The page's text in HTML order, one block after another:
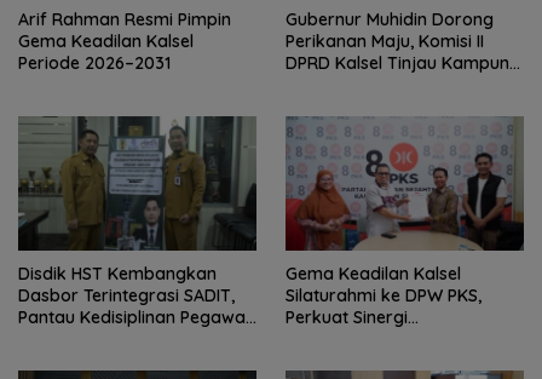
Arif Rahman Resmi Pimpin
Gema Keadilan Kalsel
Periode 2026–2031
Gubernur Muhidin Dorong
Perikanan Maju, Komisi II
DPRD Kalsel Tinjau Kampung
Disdik HST Kembangkan
Dasbor Terintegrasi SADIT,
Pantau Kedisiplinan Pegawai
‎Gema Keadilan Kalsel
Silaturahmi ke DPW PKS,
Perkuat Sinergi